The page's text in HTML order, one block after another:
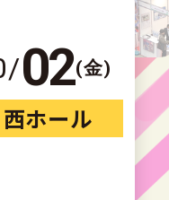
02(金)
ホール